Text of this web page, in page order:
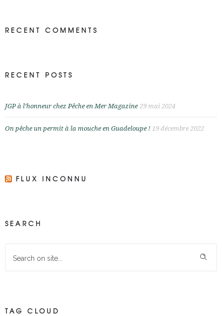
RECENT COMMENTS
RECENT POSTS
JGP à l’honneur chez Pêche en Mer Magazine 29 mai 2024
On pêche un permit à la mouche en Guadeloupe ! 19 décembre 2022
FLUX INCONNU
SEARCH
TAG CLOUD